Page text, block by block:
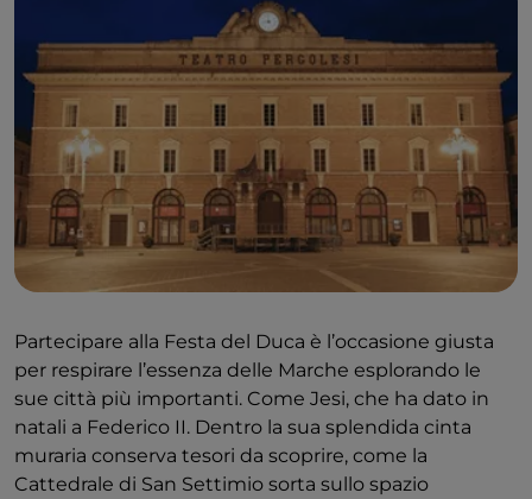
Partecipare alla Festa del Duca è l’occasione giusta
per respirare l’essenza delle Marche esplorando le
sue città più importanti. Come Jesi, che ha dato in
natali a Federico II. Dentro la sua splendida cinta
muraria conserva tesori da scoprire, come la
Cattedrale di San Settimio sorta sullo spazio